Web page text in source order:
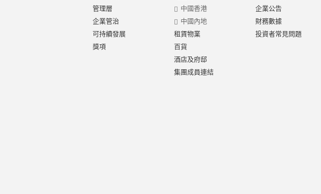
管理層
企業管治
可持續發展
獎項
中國香港
中國內地
租賃物業
百貨
酒店及府邸
集團成員連結
企業公告
財務數據
投資者常見問題